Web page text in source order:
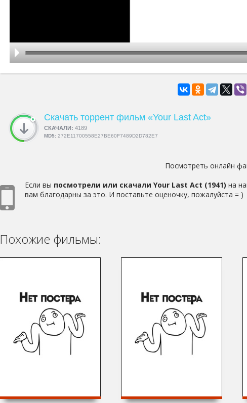
Скачать торрент фильм «Your Last Act»
СКАЧАЛИ: 4189
MD5: 272E11700558E27BE60F7489D2D782E7
Посмотреть онлайн
Если вы посмотрели или скачали Your Last Act (1941) на
вам благодарны за это. И поставьте оценочку, пожалуйста = )
Похожие фильмы: